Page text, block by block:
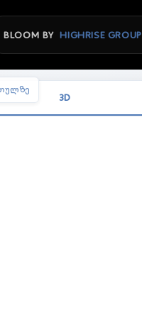
BLOOM BY HIGHRISE GROUP
3D